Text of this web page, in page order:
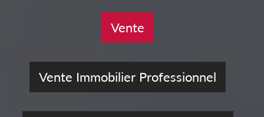
Vente
Vente Immobilier Professionnel